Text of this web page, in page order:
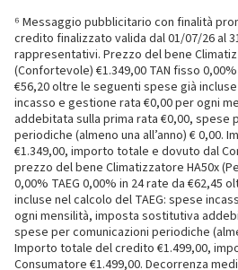
⁶ Messaggio pubblicitario con finalità
credito finalizzato valida dal 01/07/26 al
rappresentativi. Prezzo del bene
(Confortevole) €1.349,00 TAN fisso
€56,20 oltre le seguenti spese già
incasso e gestione rata €0,00 per ogni
addebitata sulla prima rata €0,00, spese
periodiche (almeno una all’anno) € 0,00.
€1.349,00, importo totale e dovuto dal
prezzo del bene Climatizzatore HA50x
0,00% TAEG 0,00% in 24 rate da €62,45
incluse nel calcolo del TAEG: spese
ogni mensilità, imposta sostitutiva
spese per comunicazioni periodiche
Importo totale del credito €1.499,00,
Consumatore €1.499,00. Decorrenza